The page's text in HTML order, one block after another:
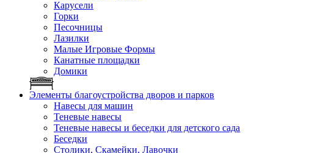
Карусели
Горки
Песочницы
Лазилки
Малые Игровые Формы
Канатные площадки
Домики
Элементы благоустройства дворов и парков
Навесы для машин
Теневые навесы
Теневые навесы и беседки для детского сада
Беседки
Столики, Скамейки, Лавочки